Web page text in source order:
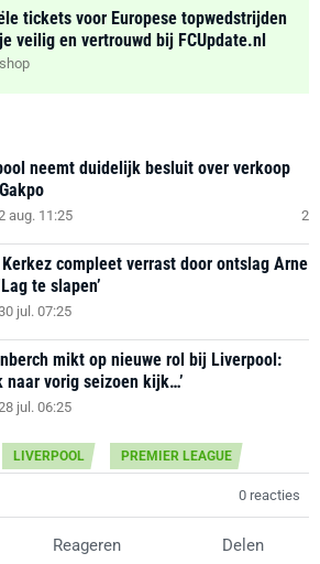
tickets voor Europese topwedstrijden
veilig en vertrouwd bij FCUpdate.nl
neemt duidelijk besluit over verkoop
aug. 11:25 2
compleet verrast door ontslag Arne
te slapen’
jul. 07:25
mikt op nieuwe rol bij Liverpool:
naar vorig seizoen kijk…’
jul. 06:25
LIVERPOOL PREMIER LEAGUE
0 reacties
Reageren Delen